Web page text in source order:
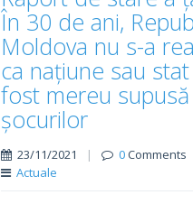
În 30 de ani,
Moldova nu s-a
ca națiune sau
fost mereu supusă
șocurilor
23/11/2021 | 0Comments
Actuale